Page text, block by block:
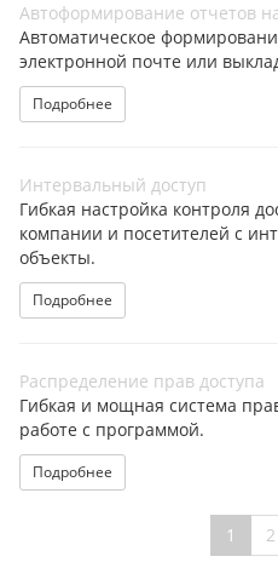
Автоформирование отчетов
Автоматическое
электронной почте или
Подробнее
Интервальный доступ
Гибкая настройка контроля
компании и посетителей с
объекты.
Подробнее
Распределение прав доступа
Гибкая и мощная система
работе с программой.
Подробнее
1 2